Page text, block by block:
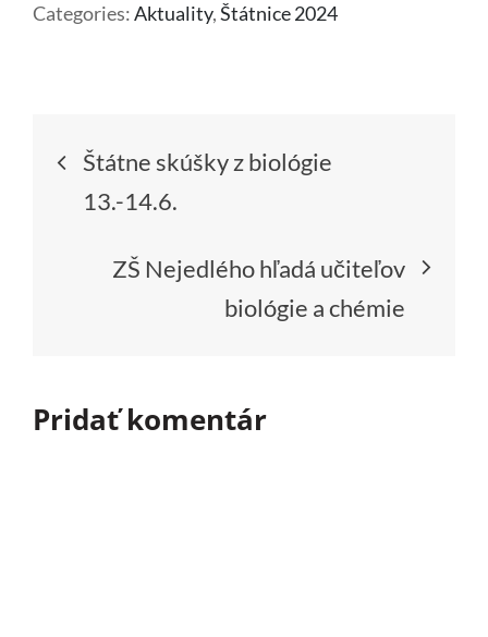
Categories:Aktuality,Štátnice 2024
Navigácia
článku
Štátne skúšky z biológie
13.-14.6.
ZŠ Nejedlého hľadá učiteľov
biológie a chémie
Pridať komentár